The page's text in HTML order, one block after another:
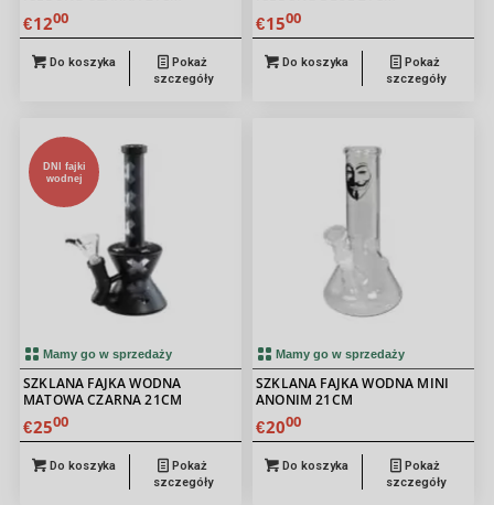
€1200
Do koszyka
Pokaż
szczegóły
€1500
Do koszyka
Pokaż
szczegóły
DNI fajki
wodnej
Mamy go w sprzedaży
SZKLANA FAJKA WODNA
MATOWA CZARNA 21CM
€2500
Do koszyka
Pokaż
szczegóły
Mamy go w sprzedaży
SZKLANA FAJKA WODNA MINI
ANONIM 21CM
€2000
Do koszyka
Pokaż
szczegóły